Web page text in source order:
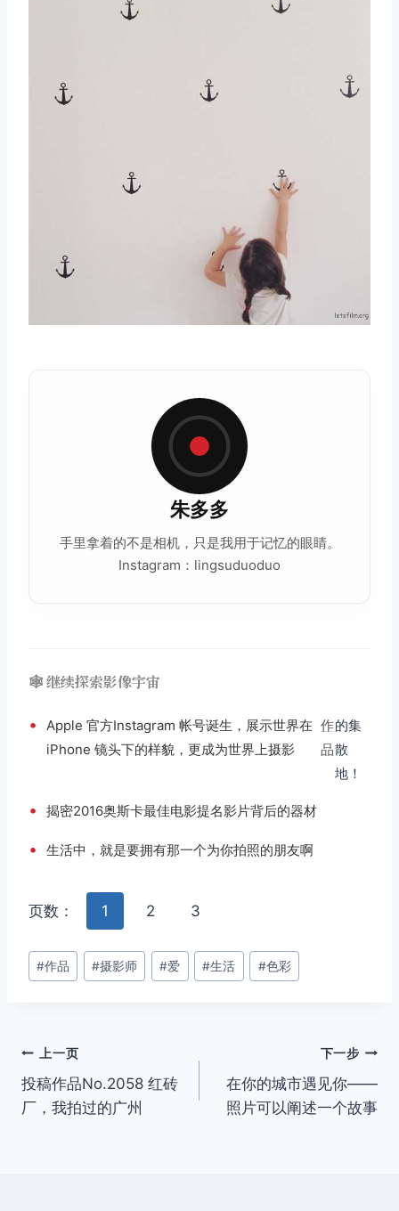
朱多多
手里拿着的不是相机，只是我用于记忆的眼睛。
Instagram：lingsuduoduo
🕸️ 继续探索影像宇宙
•
Apple 官方Instagram 帐号诞生，展示世界在
iPhone 镜头下的样貌，更成为世界上摄影
作
品
的集
散
地！
• 揭密2016奥斯卡最佳电影提名影片背后的器材
• 生活中，就是要拥有那一个为你拍照的朋友啊
页数： 1 2 3
文
章
#作品 #摄影师 #爱 #生活 #色彩
文
章
上一页
投稿作品No.2058 红砖
厂，我拍过的广州
下一步
在你的城市遇见你——
照片可以阐述一个故事